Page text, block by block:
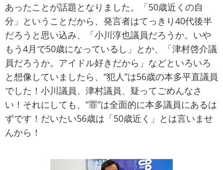
あったことが話題となりました。「50歳近くの自
分」ということだから、発言者はてっきり40代後半
だろうと思い込み、「小川淳也議員だろうか。いや
もう4月で50歳になっているし」とか、「津村啓介議
員だろうか。アイドル好きだから」などといろいろ
と想像していましたら、“犯人”は56歳の本多平直議員
でした！小川議員、津村議員、疑ってごめんなさ
い！それにしても、“罪”は全面的に本多議員にあるは
ずです！だいたい56歳は「50歳近く」とは言いませ
んから！